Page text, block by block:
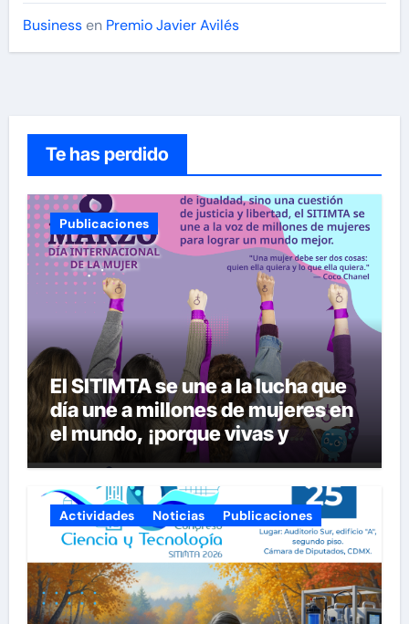
Businessen Premio Javier Avilés
Te has perdido
Publicaciones
El SITIMTA se une a la lucha que
día une a millones de mujeres en
el mundo, ¡porque vivas y
seguras nos queremos!
Actividades Noticias Publicaciones